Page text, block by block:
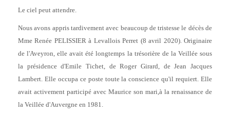
Le ciel peut attendre.
Nous avons appris tardivement avec beaucoup de tristesse le décès de
Mme Renée PELISSIER à Levallois Perret (8 avril 2020). Originaire
de l'Aveyron, elle avait été longtemps la trésorière de la Veillée sous
la présidence d'Emile Tichet, de Roger Girard, de Jean Jacques
Lambert. Elle occupa ce poste toute la conscience qu'il requiert. Elle
avait activement participé avec Maurice son mari,à la renaissance de
la Veillée d'Auvergne en 1981.